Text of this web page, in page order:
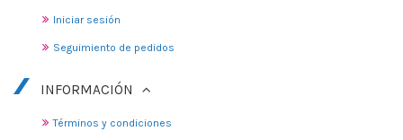
Iniciar sesión
Seguimiento de pedidos
INFORMACIÓN
Términos y condiciones